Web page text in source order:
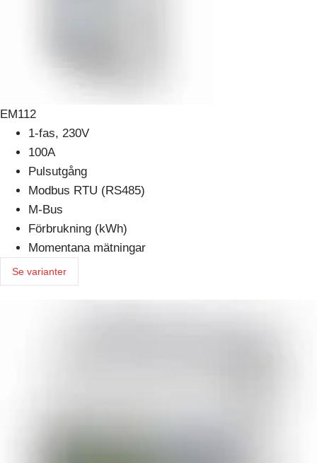
EM112
1-fas, 230V
100A
Pulsutgång
Modbus RTU (RS485)
M-Bus
Förbrukning (kWh)
Momentana mätningar
Se varianter